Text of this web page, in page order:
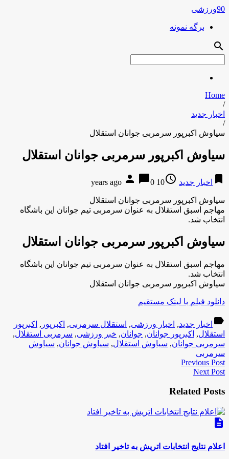
90ورزشی
برگه نمونه
search
Home
/
اخبار جدید
/
سیاوش اکبرپور سرمربی جوانان استقلال
سیاوش اکبرپور سرمربی جوانان استقلال
bookmark اخبار جدید access_time
10 years ago
person chat_bubble0
سیاوش اکبرپور سرمربی جوانان استقلال
مهاجم اسبق استقلال به عنوان سرمربی تیم جوانان این باشگاه
انتخاب شد.
سیاوش اکبرپور سرمربی جوانان استقلال
مهاجم اسبق استقلال به عنوان سرمربی تیم جوانان این باشگاه
انتخاب شد.
سیاوش اکبرپور سرمربی جوانان استقلال
دانلود فیلم با لینک مستقیم
label اخبار جدید, اخبار ورزشی, استقلال سرمربی, اکبرپور , اکبرپور
استقلال, اکبرپور جوانان, جوانان, خبر ورزشی, سرمربی استقلال,
سرمربی جوانان, سیاوش استقلال, سیاوش جوانان, سیاوش
سرمربی
Previous Post
Next Post
Related Posts
description
اعلام نتایج انتخابات اتریش به تاخیر افتاد